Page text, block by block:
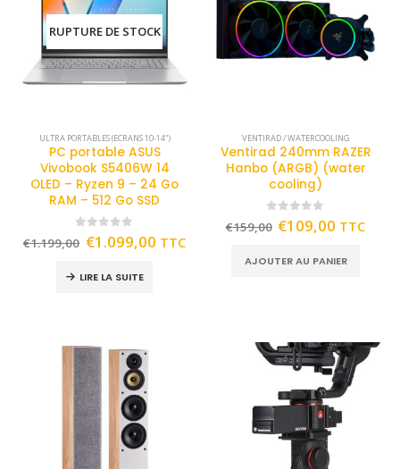
RUPTURE DE STOCK
ULTRA PORTABLES (ECRANS 10-14")
PC portable ASUS
Vivobook S5406W 14
OLED – Ryzen 9 – 24 Go
RAM – 512 Go SSD
out of 5
€1.199,00 €1.099,00 TTC
LIRE LA SUITE
VENTIRAD / WATERCOOLING
Ventirad 240mm RAZER
Hanbo (ARGB) (water
cooling)
out of 5
€159,00 €109,00 TTC
AJOUTER AU PANIER